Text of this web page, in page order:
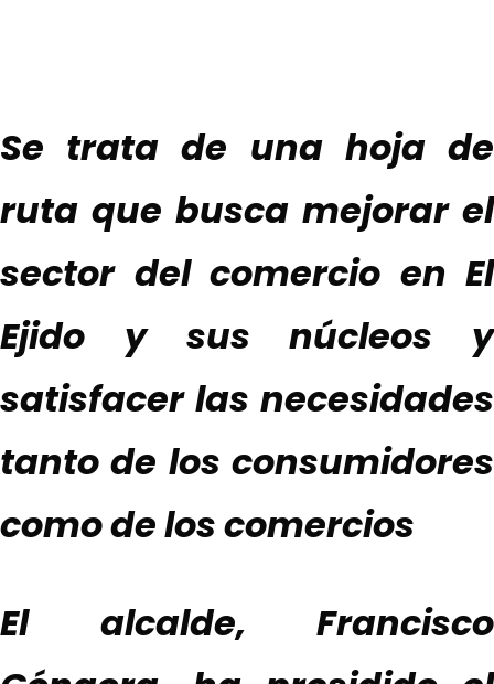
Se trata de una hoja de
ruta que busca mejorar el
sector del comercio en El
Ejido y sus núcleos y
satisfacerlas necesidades
tanto de los consumidores
como de los comercios
El alcalde, Francisco